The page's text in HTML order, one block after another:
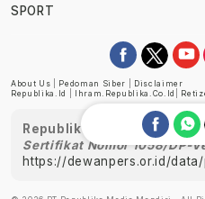
SPORT
About Us Pedoman Siber
Disclaimer
Republika.id
Ihram.republika.co.id
Republika telah
Sertifikat Nomor 1058/DP-
https://dewanpers.or.id/